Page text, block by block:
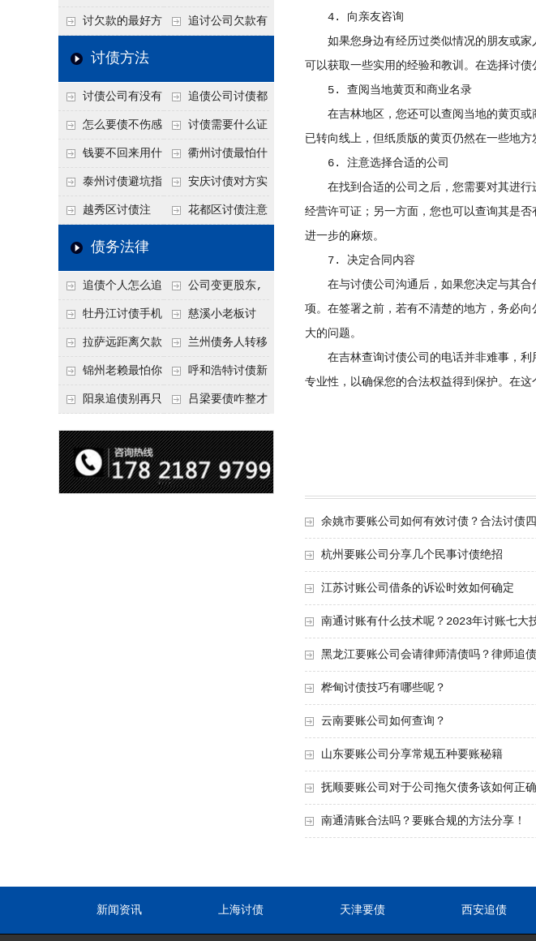
籍！
吗？ 好办法
讨欠款的最好方 追讨公司欠款有
讨债方法
讨债公司有没有
行业协会？正规机构
的行业自律和认证
追债公司讨债都
有哪些手段
怎么要债不伤感
情？
讨债需要什么证
据
钱要不回来用什
么方法要回来
衢州讨债最怕什
么？2026年这两个关
键细节，做错就很难
泰州讨债避坑指
南：2026年这2个细
节不注意，钱很难要
安庆讨债对方实
在没钱咋办？
越秀区讨债注
意！没有借条只有微
把钱要回来
花都区讨债注意
节点”催收最有效
债务法律
追债个人怎么追
回呢？2026年最新绝
招选择！
公司变更股东,
变更前的债权债务谁
承担
牡丹江讨债手机
搞定：2026年线上立
案追债全流程，足不
出户
慈溪小老板讨
债，2026年这2个本
地行业协会出面，比
法院传票快
拉萨远距离欠款
对方在牧区联系不
上，2026年委托当地
兰州债务人转移
财产后申请破产，20
26年破产程序里还能
锦州老赖最怕你
懂这1条，2026
罪”详解，能判刑
呼和浩特讨债新
招：2026年用“律师
成本低见效快
阳泉追债别再只
类隐形财产（公积
金、保单）也能执行
吕梁要债咋整才
调解渠道，比找公司
强
4. 向亲友咨询
如果您身边有经历过类似情况的朋友或家
可以获取一些实用的经验和教训。在选择讨
5. 查阅当地黄页和商业名录
在吉林地区，您还可以查阅当地的黄页或
已转向线上，但纸质版的黄页仍然在一些地
6. 注意选择合适的公司
在找到合适的公司之后，您需要对其进行
经营许可证；另一方面，您也可以查询其是
进一步的麻烦。
7. 决定合同内容
在与讨债公司沟通后，如果您决定与其合
项。在签署之前，若有不清楚的地方，务必
大的问题。
在吉林查询讨债公司的电话并非难事，利
专业性，以确保您的合法权益得到保护。在
余姚市要账公司如何有效讨债？合法讨债四
杭州要账公司分享几个民事讨债绝招
江苏讨账公司借条的诉讼时效如何确定
南通讨账有什么技术呢？2023年讨账七大
黑龙江要账公司会请律师清债吗？律师追
桦甸讨债技巧有哪些呢？
云南要账公司如何查询？
山东要账公司分享常规五种要账秘籍
抚顺要账公司对于公司拖欠债务该如何正
南通清账合法吗？要账合规的方法分享！
新闻资讯 上海讨债 天津要债 西安追债